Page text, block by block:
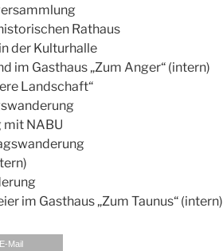
Rathaus
der Kulturhalle
im Gasthaus „Zum Anger“ (intern)
Landschaft“
mit NABU
im Gasthaus „Zum Taunus“ (intern)
E-Mail